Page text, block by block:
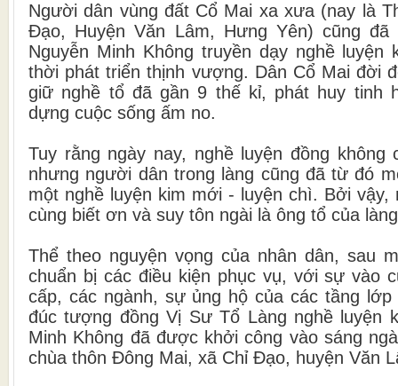
Người dân vùng đất Cổ Mai xa xưa (nay là
Đạo, Huyện Văn Lâm, Hưng Yên) cũng
Nguyễn Minh Không truyền dạy nghề luyện
thời phát triển thịnh vượng. Dân Cổ Mai đời
giữ nghề tổ đã gần 9 thế kỉ, phát huy tinh
dựng cuộc sống ấm no.
Tuy rằng ngày nay, nghề luyện đồng không
nhưng người dân trong làng cũng đã từ đó
một nghề luyện kim mới - luyện chì. Bởi
cùng biết ơn và suy tôn ngài là ông tổ của
Thể theo nguyện vọng của nhân dân, sau
chuẩn bị các điều kiện phục vụ, với sự vào
cấp, các ngành, sự ủng hộ của các tầng
đúc tượng đồng Vị Sư Tổ Làng nghề luyện
Minh Không đã được khởi công vào sáng
chùa thôn Đông Mai, xã Chỉ Đạo, huyện Văn